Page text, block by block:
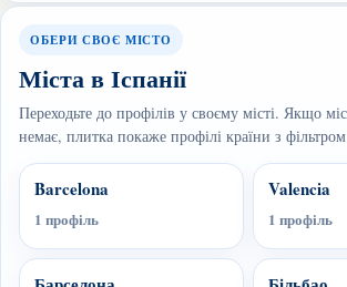
ОБЕРИ СВОЄ МІСТО
Міста в Іспанії
Переходьте до профілів у своєму місті. Якщо
немає, плитка покаже профілі країни з
Barcelona
1 профіль
Valencia
1 профіль